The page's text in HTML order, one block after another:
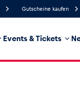
Gutscheine kaufen
Events & Tickets